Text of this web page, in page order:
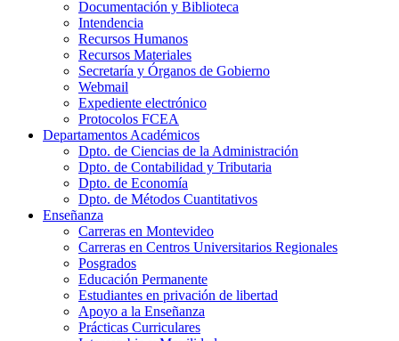
Documentación y Biblioteca
Intendencia
Recursos Humanos
Recursos Materiales
Secretaría y Órganos de Gobierno
Webmail
Expediente electrónico
Protocolos FCEA
Departamentos Académicos
Dpto. de Ciencias de la Administración
Dpto. de Contabilidad y Tributaria
Dpto. de Economía
Dpto. de Métodos Cuantitativos
Enseñanza
Carreras en Montevideo
Carreras en Centros Universitarios Regionales
Posgrados
Educación Permanente
Estudiantes en privación de libertad
Apoyo a la Enseñanza
Prácticas Curriculares